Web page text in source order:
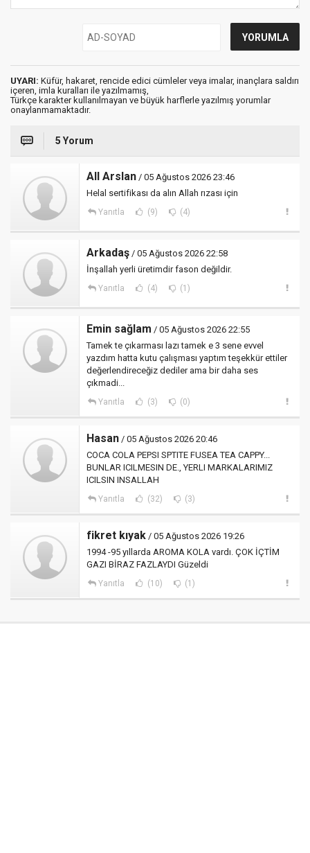
UYARI: Küfür, hakaret, rencide edici cümleler veya imalar, inançlara saldırı
içeren, imla kuralları ile yazılmamış,
Türkçe karakter kullanılmayan ve büyük harflerle yazılmış yorumlar
onaylanmamaktadır.
5 Yorum
All Arslan / 05 Ağustos 2026 23:46
Helal sertifikası da alın Allah rızası için
Yanıtla (9) (4)
Arkadaş / 05 Ağustos 2026 22:58
İnşallah yerli üretimdir fason değildir.
Yanıtla (4) (1)
Emin sağlam / 05 Ağustos 2026 22:55
Tamek te çıkarması lazı tamek e 3 sene evvel
yazdım hatta kutu çalışması yaptım teşekkür ettiler
değerlendireceğiz dediler ama bir daha ses
çıkmadi...
Yanıtla (3) (0)
Hasan / 05 Ağustos 2026 20:46
COCA COLA PEPSI SPTITE FUSEA TEA CAPPY...
BUNLAR ICILMESIN DE., YERLI MARKALARIMIZ
ICILSIN INSALLAH
Yanıtla (32) (3)
fikret kıyak / 05 Ağustos 2026 19:26
1994 -95 yıllarda AROMA KOLA vardı. ÇOK İÇTİM
GAZI BİRAZ FAZLAYDI Güzeldi
Yanıtla (10) (1)